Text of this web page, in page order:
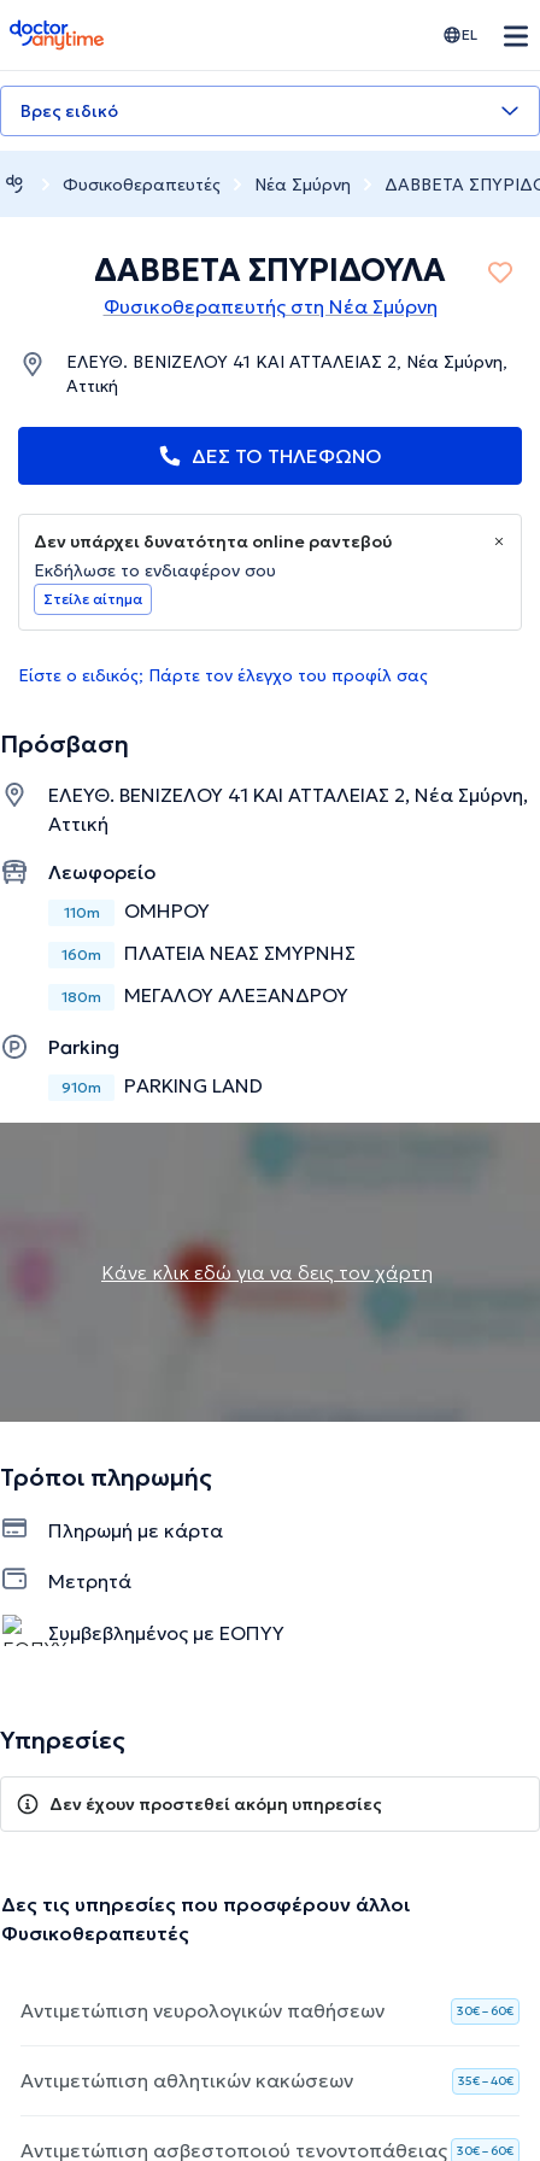
doctoranytime EL
Βρες ειδικό
Φυσικοθεραπευτές Νέα Σμύρνη ΔΑΒΒΕΤΑ
ΔΑΒΒΕΤΑ ΣΠΥΡΙΔΟΥΛΑ
Φυσικοθεραπευτής στη Νέα Σμύρνη
ΕΛΕΥΘ. ΒΕΝΙΖΕΛΟΥ 41 ΚΑΙ ΑΤΤΑΛΕΙΑΣ 2, Νέα Σμύρνη,
Αττική
ΔΕΣ ΤΟ ΤΗΛΕΦΩΝΟ
Δεν υπάρχει δυνατότητα online ραντεβού
Εκδήλωσε το ενδιαφέρον σου
Στείλε αίτημα
Είστε ο ειδικός; Πάρτε τον έλεγχο του προφίλ σας
Πρόσβαση
ΕΛΕΥΘ. ΒΕΝΙΖΕΛΟΥ 41 ΚΑΙ ΑΤΤΑΛΕΙΑΣ 2, Νέα Σμύρνη,
Αττική
Λεωφορείο
110m ΟΜΗΡΟΥ
160m ΠΛΑΤΕΙΑ ΝΕΑΣ ΣΜΥΡΝΗΣ
180m ΜΕΓΑΛΟΥ ΑΛΕΞΑΝΔΡΟΥ
Parking
910m PARKING LAND
Κάνε κλικ εδώ για να δεις τον χάρτη
Τρόποι πληρωμής
Πληρωμή με κάρτα
Μετρητά
Συμβεβλημένος με ΕΟΠΥΥ
Υπηρεσίες
Δεν έχουν προστεθεί ακόμη υπηρεσίες
Δες τις υπηρεσίες που προσφέρουν άλλοι
Φυσικοθεραπευτές
Αντιμετώπιση νευρολογικών παθήσεων 30€ – 60€
Αντιμετώπιση αθλητικών κακώσεων 35€ – 40€
Αντιμετώπιση ασβεστοποιού τενοντοπάθειας 30€ – 60€